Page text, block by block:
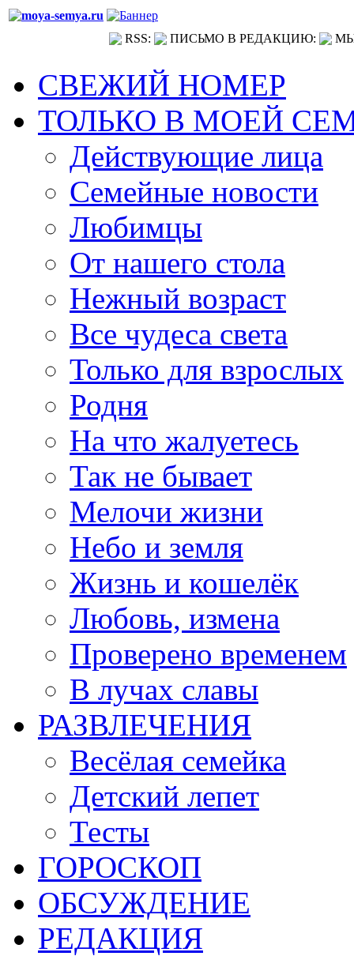
RSS: ПИСЬМО В РЕДАКЦИЮ:
СВЕЖИЙ НОМЕР
ТОЛЬКО В МОЕЙ
Действующие лица
Семейные новости
Любимцы
От нашего стола
Нежный возраст
Все чудеса света
Только для взрослых
Родня
На что жалуетесь
Так не бывает
Мелочи жизни
Небо и земля
Жизнь и кошелёк
Любовь, измена
Проверено временем
В лучах славы
РАЗВЛЕЧЕНИЯ
Весёлая семейка
Детский лепет
Тесты
ГОРОСКОП
ОБСУЖДЕНИЕ
РЕДАКЦИЯ